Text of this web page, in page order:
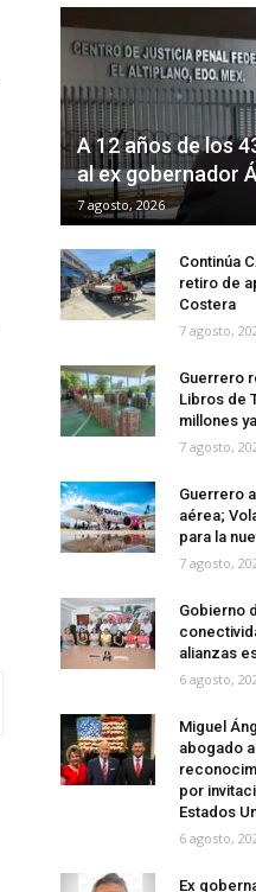
A 12 años de los
al ex gobernador
7 agosto, 2026
Continúa
retiro de
Costera
7 agosto,
Guerrero
Libros de
millones
7 agosto,
Guerrero
aérea;
para la
7 agosto,
Gobierno
alianzas
6 agosto,
Miguel
abogado
por
Estados
6 agosto,
Ex